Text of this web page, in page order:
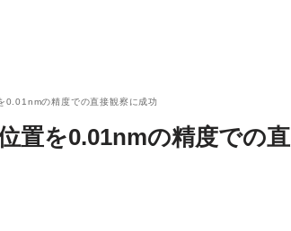
0.01nmの精度での直接観察に成功
置を0.01nmの精度での直